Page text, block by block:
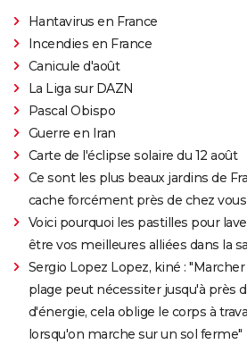
Hantavirus en France
Incendies en France
Canicule d'août
La Liga sur DAZN
Pascal Obispo
Guerre en Iran
Carte de l'éclipse solaire du 12 août
Ce sont les plus beaux jardins de
cache forcément près de chez vous
Voici pourquoi les pastilles pour
être vos meilleures alliées dans la
Sergio Lopez Lopez, kiné :
plage peut nécessiter jusqu'à près
d'énergie, cela oblige le corps à
lorsqu'on marche sur un sol ferme"